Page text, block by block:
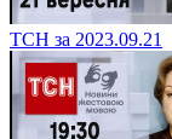
ТСН за 2023.09.21